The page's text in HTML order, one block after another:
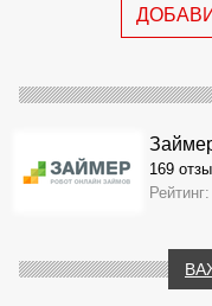
169
Рейтинг: